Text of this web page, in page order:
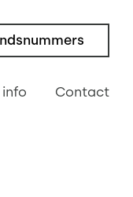
Contact